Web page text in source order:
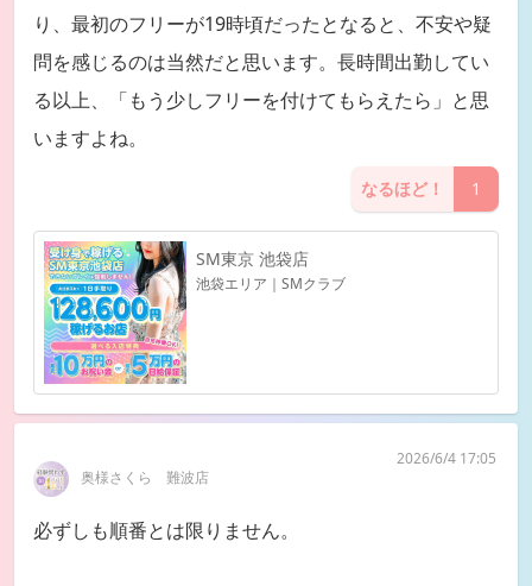
り、最初のフリーが19時頃だったとなると、不安や疑
問を感じるのは当然だと思います。長時間出勤してい
る以上、「もう少しフリーを付けてもらえたら」と思
いますよね。
なるほど！ 1
SM東京 池袋店
池袋エリア｜SMクラブ
奥様さくら 難波店
2026/6/4 17:05
必ずしも順番とは限りません。